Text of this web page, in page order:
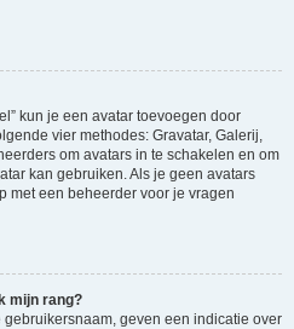
kun je een avatar toevoegen door
vier methodes: Gravatar, Galerij,
om avatars in te schakelen en om
kan gebruiken. Als je geen avatars
met een beheerder voor je vragen
mijn rang?
geven een indicatie over